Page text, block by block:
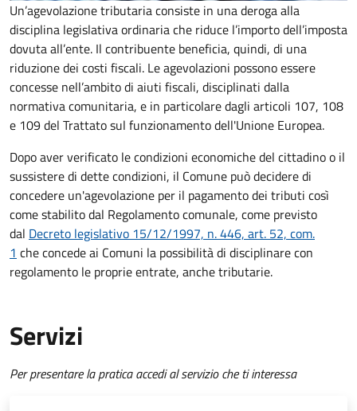
Un’agevolazione tributaria consiste in una deroga alla
disciplina legislativa ordinaria che riduce l’importo dell’imposta
dovuta all’ente. Il contribuente beneficia, quindi, di una
riduzione dei costi fiscali. Le agevolazioni possono essere
concesse nell’ambito di aiuti fiscali, disciplinati dalla
normativa comunitaria, e in particolare dagli articoli 107, 108
e 109 del Trattato sul funzionamento dell'Unione Europea.
Dopo aver verificato le condizioni economiche del cittadino o il
sussistere di dette condizioni, il Comune può decidere di
concedere un'agevolazione per il pagamento dei tributi così
come stabilito dal Regolamento comunale, come previsto
dal Decreto legislativo 15/12/1997, n. 446, art. 52, com.
1 che concede ai Comuni la possibilità di disciplinare con
regolamento le proprie entrate, anche tributarie.
Servizi
Per presentare la pratica accedi al servizio che ti interessa